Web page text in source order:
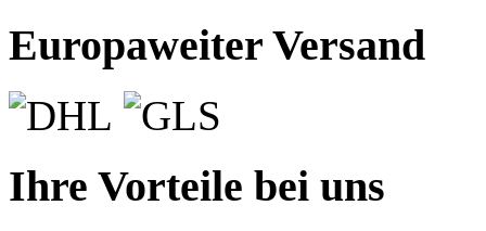
Europaweiter Versand
Ihre Vorteile bei uns